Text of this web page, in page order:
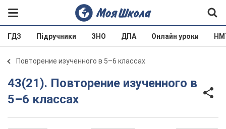
ГДЗ Підручники ЗНО ДПА Онлайн уроки
Повторение изученного в 5–6 классах
43(21). Повторение изученного в
5–6 классах